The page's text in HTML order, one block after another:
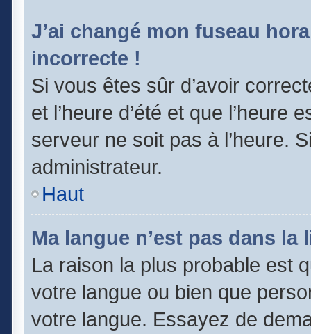
J’ai changé mon fuseau
incorrecte !
Si vous êtes sûr d’avoir
et l’heure d’été et que
serveur ne soit pas à l’heure.
administrateur.
Haut
Ma langue n’est pas dans la
La raison la plus probable est
votre langue ou bien que
votre langue. Essayez de